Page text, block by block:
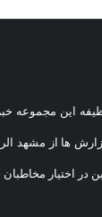
این مجموعه
ها از مشهد
در اختیار مخاطبان